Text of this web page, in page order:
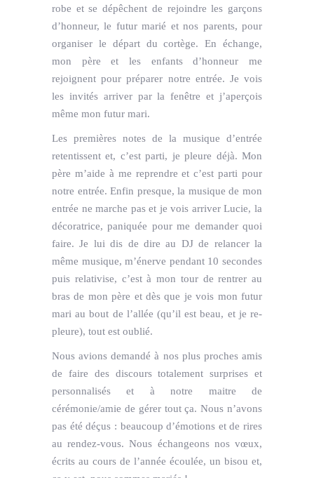
robe et se dépêchent de rejoindre les garçons
d’honneur, le futur marié et nos parents, pour
organiser le départ du cortège. En échange,
mon père et les enfants d’honneur me
rejoignent pour préparer notre entrée. Je vois
les invités arriver par la fenêtre et j’aperçois
même mon futur mari.
Les premières notes de la musique d’entrée
retentissent et, c’est parti, je pleure déjà. Mon
père m’aide à me reprendre et c’est parti pour
notre entrée. Enfin presque, la musique de mon
entrée ne marche pas et je vois arriver Lucie, la
décoratrice, paniquée pour me demander quoi
faire. Je lui dis de dire au DJ de relancer la
même musique, m’énerve pendant 10 secondes
puis relativise, c’est à mon tour de rentrer au
bras de mon père et dès que je vois mon futur
mari au bout de l’allée (qu’il est beau, et je re-
pleure), tout est oublié.
Nous avions demandé à nos plus proches amis
de faire des discours totalement surprises et
personnalisés et à notre maitre de
cérémonie/amie de gérer tout ça. Nous n’avons
pas été déçus : beaucoup d’émotions et de rires
au rendez-vous. Nous échangeons nos vœux,
écrits au cours de l’année écoulée, un bisou et,